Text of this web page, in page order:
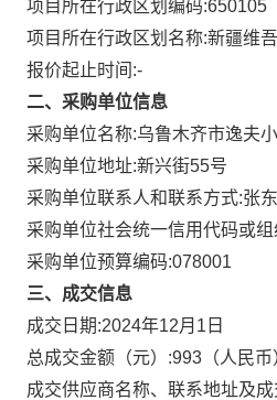
项目所在行政区划编码:650105
项目所在行政区划名称:新疆维
报价起止时间:-
二、采购单位信息
采购单位名称:乌鲁木齐市逸夫
采购单位地址:新兴街55号
采购单位联系人和联系方式:张
采购单位社会统一信用代码或
采购单位预算编码:078001
三、成交信息
成交日期:2024年12月1日
总成交金额（元）:993 （人民币
成交供应商名称、联系地址及成